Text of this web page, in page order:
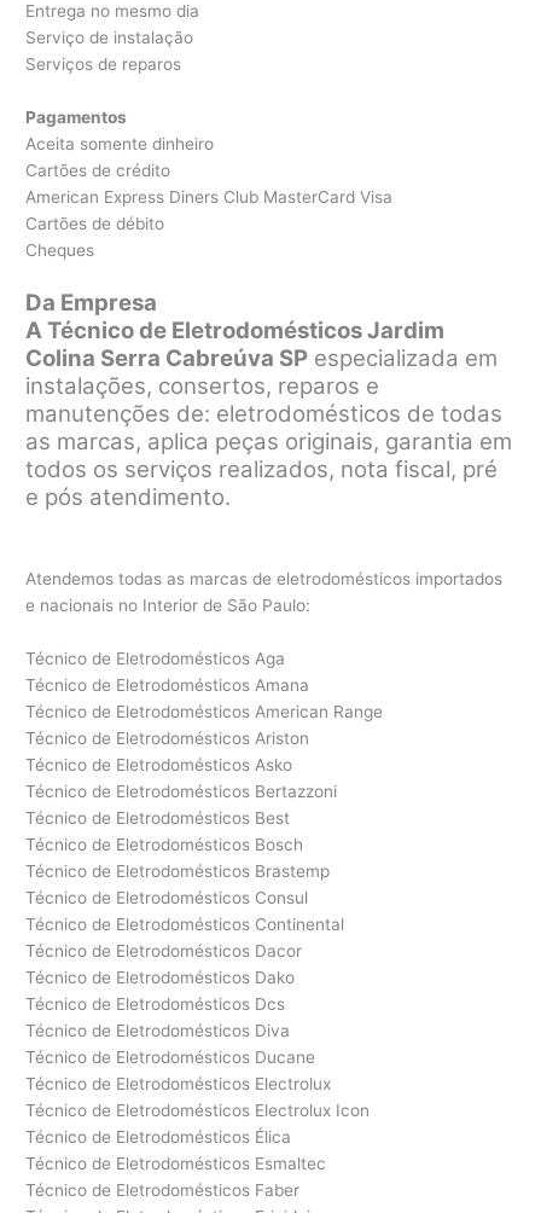
Entrega no mesmo dia
Serviço de instalação
Serviços de reparos
Pagamentos
Aceita somente dinheiro
Cartões de crédito
American Express Diners Club MasterCard Visa
Cartões de débito
Cheques
Da Empresa
A Técnico de Eletrodomésticos Jardim
Colina Serra Cabreúva SP especializada em
instalações, consertos, reparos e
manutenções de: eletrodomésticos de todas
as marcas, aplica peças originais, garantia em
todos os serviços realizados, nota fiscal, pré
e pós atendimento.
Atendemos todas as marcas de eletrodomésticos importados
e nacionais no Interior de São Paulo:
Técnico de Eletrodomésticos Aga
Técnico de Eletrodomésticos Amana
Técnico de Eletrodomésticos American Range
Técnico de Eletrodomésticos Ariston
Técnico de Eletrodomésticos Asko
Técnico de Eletrodomésticos Bertazzoni
Técnico de Eletrodomésticos Best
Técnico de Eletrodomésticos Bosch
Técnico de Eletrodomésticos Brastemp
Técnico de Eletrodomésticos Consul
Técnico de Eletrodomésticos Continental
Técnico de Eletrodomésticos Dacor
Técnico de Eletrodomésticos Dako
Técnico de Eletrodomésticos Dcs
Técnico de Eletrodomésticos Diva
Técnico de Eletrodomésticos Ducane
Técnico de Eletrodomésticos Electrolux
Técnico de Eletrodomésticos Electrolux Icon
Técnico de Eletrodomésticos Élica
Técnico de Eletrodomésticos Esmaltec
Técnico de Eletrodomésticos Faber